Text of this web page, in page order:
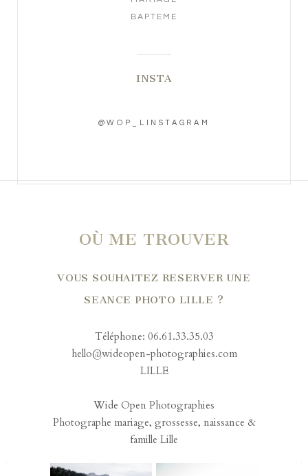
BAPTEME
INSTA
@WOP_LINSTAGRAM
OÙ ME TROUVER
VOUS SOUHAITEZ RESERVER UNE
SEANCE PHOTO LILLE ?
Téléphone: 06.61.33.35.03
hello@wideopen-photographies.com
LILLE
Wide Open Photographies
Photographe mariage, grossesse, naissance &
famille Lille